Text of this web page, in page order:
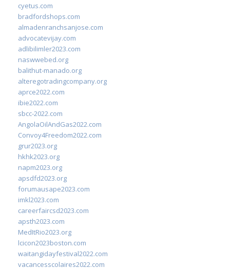
cyetus.com
bradfordshops.com
almadenranchsanjose.com
advocatevijay.com
adlibilimler2023.com
naswwebed.org
balithut-manado.org
alteregotradingcompany.org
aprce2022.com
ibie2022.com
sbcc-2022.com
AngolaOilAndGas2022.com
Convoy4Freedom2022.com
grur2023.org
hkhk2023.org
napm2023.org
apsdfd2023.org
forumausape2023.com
imkl2023.com
careerfaircsd2023.com
apsth2023.com
MedItRio2023.org
lcicon2023boston.com
waitangidayfestival2022.com
vacancesscolaires2022.com